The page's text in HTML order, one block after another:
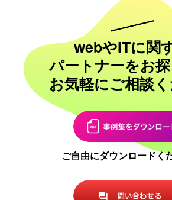
webやITに関
パートナーをお
お気軽にご相談
ご自由にダウンロードく